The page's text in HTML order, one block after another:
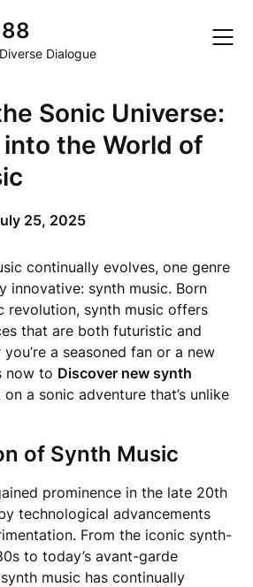
Dialogue
Sonic Universe:
the World of
25, 2025
continually evolves, one genre
innovative: synth music. Born
revolution, synth music offers
that are both futuristic and
a seasoned fan or a new
now to Discover new synth
a sonic adventure that’s unlike
of Synth Music
prominence in the late 20th
technological advancements
From the iconic synth-
to today’s avant-garde
music has continually